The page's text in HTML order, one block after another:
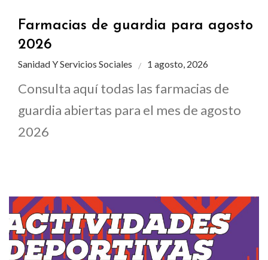
Farmacias de guardia para agosto
2026
Sanidad Y Servicios Sociales 1 agosto, 2026
Consulta aquí todas las farmacias de
guardia abiertas para el mes de agosto
2026